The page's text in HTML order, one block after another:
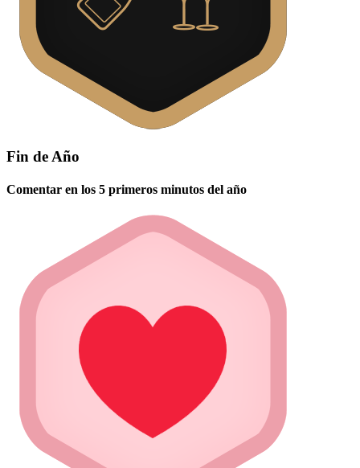
Fin de Año
Comentar en los 5 primeros minutos del año